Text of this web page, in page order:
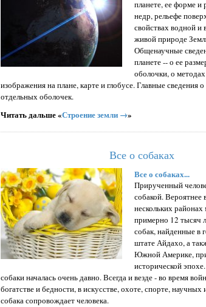
планете, ее форме и
недр, рельефе
свойствах водной
живой природе
Общенаучные
планете -- о ее
оболочки, о
изображения на плане, карте и глобусе. Главные сведения
отдельных оболочек.
Читать дальше «Строение земли →»
Все о собаках
Все о собаках...
Прирученный
собакой. Вероятнее
нескольких
примерно 12 тысяч
собак, найденные в
штате Айдахо, а
Южной Америке,
исторической
собаки началась очень давно. Всегда и везде - во время
богатстве и бедности, в искусстве, охоте, спорте, научных
собака сопровождает человека.